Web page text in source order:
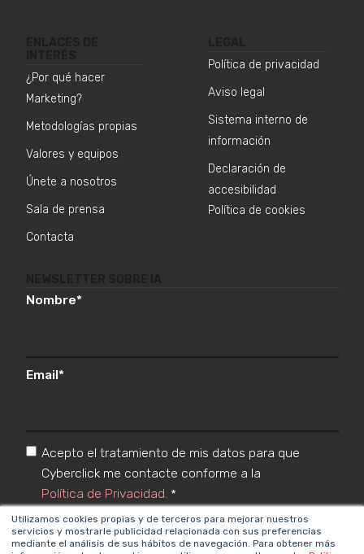
Utilizamos cookies propias y de terceros para mejorar nuestros
servicios y mostrarle publicidad relacionada con sus preferencias
mediante el análisis de sus hábitos de navegación. Para obtener más
¿Por qué hacer
Marketing?
Metodologías propias
Valores y equipos
Únete a nosotros
Sala de prensa
Contacta
Política de privacidad
Aviso legal
Sistema interno de
información
Declaración de
accesibilidad
Política de cookies
Nombre*
Email*
Acepto el tratamiento de mis datos para que
Cyberclick me contacte conforme a la
Política de Privacidad. *